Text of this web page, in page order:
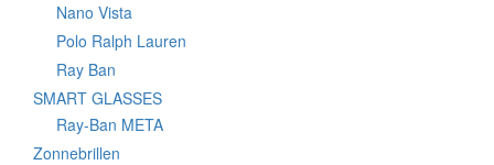
Nano Vista
Polo Ralph Lauren
Ray Ban
SMART GLASSES
Ray-Ban META
Zonnebrillen